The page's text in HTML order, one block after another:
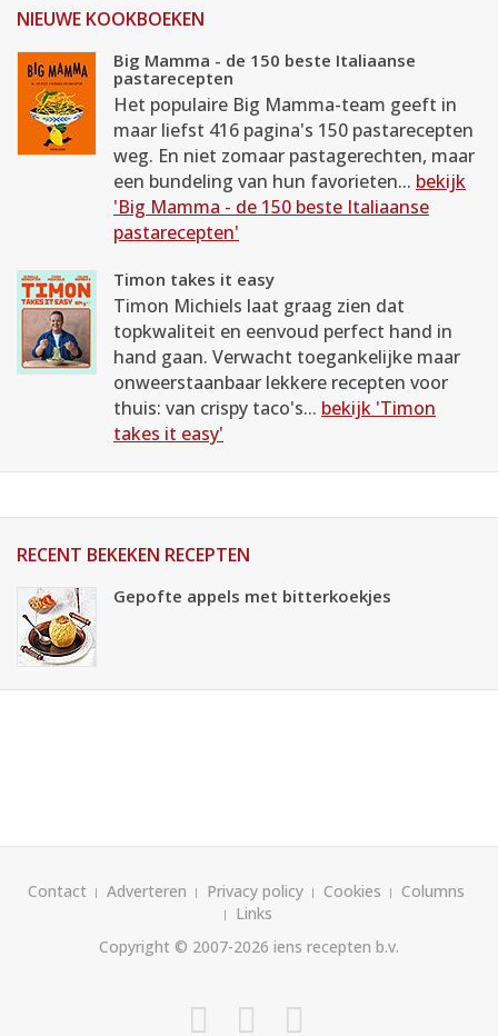
NIEUWE KOOKBOEKEN
Big Mamma - de 150 beste Italiaanse
pastarecepten
Het populaire Big Mamma-team geeft in
maar liefst 416 pagina's 150 pastarecepten
weg. En niet zomaar pastagerechten, maar
een bundeling van hun favorieten... bekijk
'Big Mamma - de 150 beste Italiaanse
pastarecepten'
Timon takes it easy
Timon Michiels laat graag zien dat
topkwaliteit en eenvoud perfect hand in
hand gaan. Verwacht toegankelijke maar
onweerstaanbaar lekkere recepten voor
thuis: van crispy taco's... bekijk 'Timon
takes it easy'
RECENT BEKEKEN RECEPTEN
Gepofte appels met bitterkoekjes
Contact Adverteren Privacy policy Cookies
Columns
Links
Copyright © 2007-2026 iens recepten b.v.